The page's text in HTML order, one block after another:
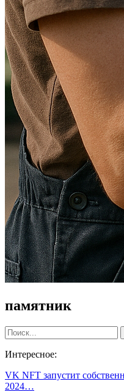
памятник
Интересное:
VK NFT запустит
2024…